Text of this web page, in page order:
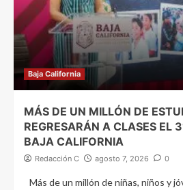
Baja California
MÁS DE UN MILLÓN DE
REGRESARÁN A CLASES EL
BAJA CALIFORNIA
Redacción C agosto 7, 2026 0
Más de un millón de niñas, niños y